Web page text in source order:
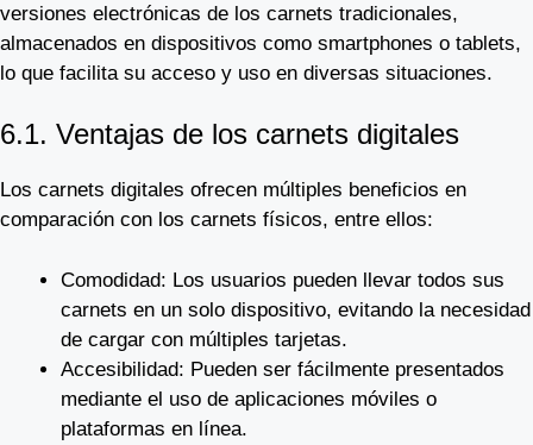
versiones electrónicas de los carnets tradicionales,
almacenados en dispositivos como smartphones o tablets,
lo que facilita su acceso y uso en diversas situaciones.
6.1. Ventajas de los carnets digitales
Los carnets digitales ofrecen múltiples beneficios en
comparación con los carnets físicos, entre ellos:
Comodidad: Los usuarios pueden llevar todos sus
carnets en un solo dispositivo, evitando la necesidad
de cargar con múltiples tarjetas.
Accesibilidad: Pueden ser fácilmente presentados
mediante el uso de aplicaciones móviles o
plataformas en línea.